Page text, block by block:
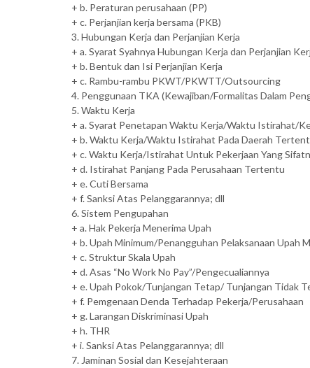
+ b. Peraturan perusahaan (PP)
+ c. Perjanjian kerja bersama (PKB)
3. Hubungan Kerja dan Perjanjian Kerja
+ a. Syarat Syahnya Hubungan Kerja dan Perjanjian
+ b. Bentuk dan Isi Perjanjian Kerja
+ c. Rambu-rambu PKWT/PKWTT/Outsourcing
4. Penggunaan TKA (Kewajiban/Formalitas Dalam
5. Waktu Kerja
+ a. Syarat Penetapan Waktu Kerja/Waktu Istirahat/
+ b. Waktu Kerja/Waktu Istirahat Pada Daerah
+ c. Waktu Kerja/Istirahat Untuk Pekerjaan Yang
+ d. Istirahat Panjang Pada Perusahaan Tertentu
+ e. Cuti Bersama
+ f. Sanksi Atas Pelanggarannya; dll
6. Sistem Pengupahan
+ a. Hak Pekerja Menerima Upah
+ b. Upah Minimum/Penangguhan Pelaksanaan Upah
+ c. Struktur Skala Upah
+ d. Asas “No Work No Pay”/Pengecualiannya
+ e. Upah Pokok/Tunjangan Tetap/ Tunjangan Tidak
+ f. Pemgenaan Denda Terhadap Pekerja/Perusahaan
+ g. Larangan Diskriminasi Upah
+ h. THR
+ i. Sanksi Atas Pelanggarannya; dll
7. Jaminan Sosial dan Kesejahteraan